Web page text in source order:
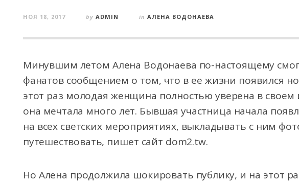
НОЯ 18, 2017 by ADMIN in АЛЕНА ВОДОНАЕВА
Минувшим летом Алена Водонаева по-настоящему
фанатов сообщением о том, что в ее жизни появился
этот раз молодая женщина полностью уверена в своем
она мечтала много лет. Бывшая участница начала
на всех светских мероприятиях, выкладывать с ним
путешествовать, пишет сайт dom2.tw.
Но Алена продолжила шокировать публику, и на этот